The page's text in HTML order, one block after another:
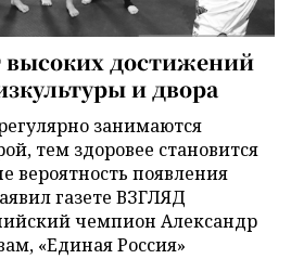
высоких достижений
и двора
занимаются
тем здоровее становится
вероятность появления
газете ВЗГЛЯД
чемпион Александр
«Единая Россия»